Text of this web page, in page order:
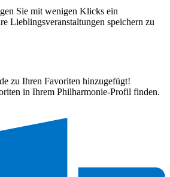
Sie mit wenigen Klicks ein
Lieblingsveranstaltungen speichern zu
zu Ihren Favoriten hinzugefügt!
in Ihrem Philharmonie-Profil finden.